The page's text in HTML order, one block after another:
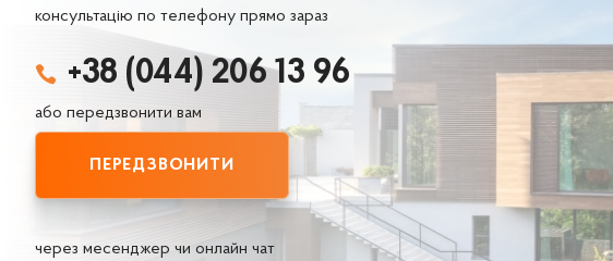
консультацію по телефону прямо зараз
 +38 (044) 206 13 96
або передзвонити вам
ПЕРЕДЗВОНИТИ
через месенджер чи онлайн чат